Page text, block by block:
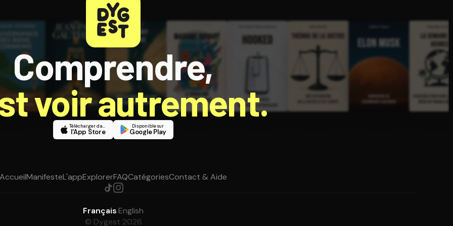
Comprendre,
voir autrement.
Télécharger dans
l'App Store
Disponible sur
Google Play
AccueilManifesteL'appExplorerFAQCatégoriesContact & Aide
Français·English
© Dygest 2026